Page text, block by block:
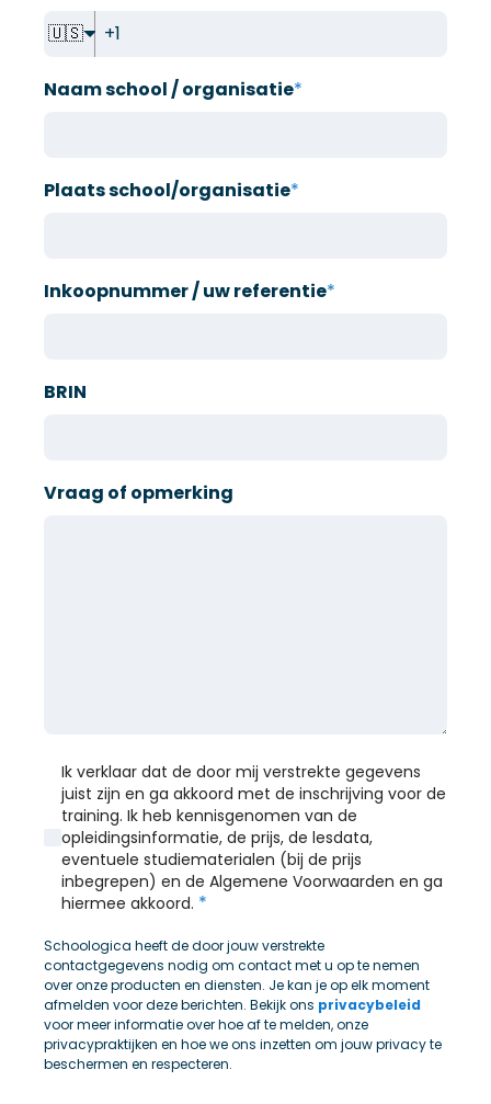
🇺🇸
Naam school / organisatie*
Plaats school/organisatie*
Inkoopnummer / uw referentie*
BRIN
Vraag of opmerking
Ik verklaar dat de door mij verstrekte gegevens
juist zijn en ga akkoord met de inschrijving voor de
training. Ik heb kennisgenomen van de
opleidingsinformatie, de prijs, de lesdata,
eventuele studiematerialen (bij de prijs
inbegrepen) en de Algemene Voorwaarden en ga
hiermee akkoord. *
Schoologica heeft de door jouw verstrekte
contactgegevens nodig om contact met u op te nemen
over onze producten en diensten. Je kan je op elk moment
afmelden voor deze berichten. Bekijk ons privacybeleid
voor meer informatie over hoe af te melden, onze
privacypraktijken en hoe we ons inzetten om jouw privacy te
beschermen en respecteren.